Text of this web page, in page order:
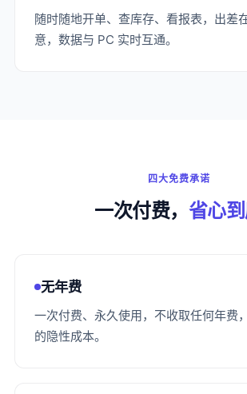
随时随地开单、查库存、看报表，出差
意，数据与 PC 实时互通。
四大免费承诺
一次付费， 省心
无年费
一次付费、永久使用，不收取任何年费
的隐性成本。